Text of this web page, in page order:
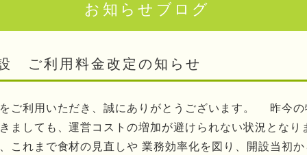
お知らせブログ
ご利用料金改定の知らせ
ご利用いただき、誠にありがとうございます。 昨今の
ましても、運営コストの増加が避けられない状況となり
これまで食材の見直しや 業務効率化を図り、開設当初か